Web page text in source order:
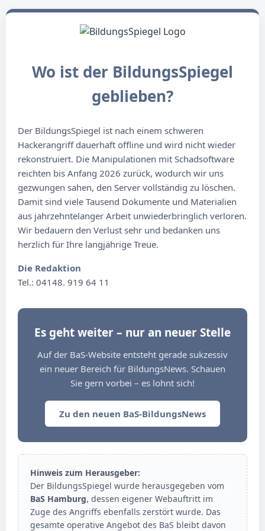
Wo ist der BildungsSpiegel
geblieben?
Der BildungsSpiegel ist nach einem schweren
Hackerangriff dauerhaft offline und wird nicht wieder
rekonstruiert. Die Manipulationen mit Schadsoftware
reichten bis Anfang 2026 zurück, wodurch wir uns
gezwungen sahen, den Server vollständig zu löschen.
Damit sind viele Tausend Dokumente und Materialien
aus jahrzehntelanger Arbeit unwiederbringlich verloren.
Wir bedauern den Verlust sehr und bedanken uns
herzlich für Ihre langjährige Treue.
Die Redaktion
Tel.: 04148. 919 64 11
Es geht weiter – nur an neuer Stelle
Auf der BaS-Website entsteht gerade sukzessiv
ein neuer Bereich für BildungsNews. Schauen
Sie gern vorbei – es lohnt sich!
Zu den neuen BaS-BildungsNews
Hinweis zum Herausgeber:
Der BildungsSpiegel wurde herausgegeben vom
BaS Hamburg, dessen eigener Webauftritt im
Zuge des Angriffs ebenfalls zerstört wurde. Das
gesamte operative Angebot des BaS bleibt davon